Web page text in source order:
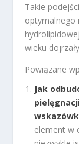
Takie
optymalnego
wieku
Powiązane
Jak
element w